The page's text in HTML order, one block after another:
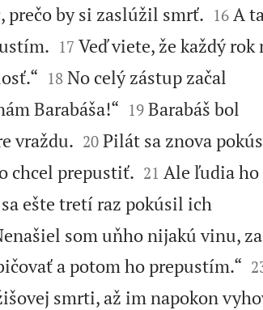
prečo by si zaslúžil smrť.
16 A

17 Veď viete, že každý rok

18 No celý zástup začal
Barabáša!“
19 Barabáš bol
vraždu.
20 Pilát sa znova
chcel prepustiť.
21 Ale ľudia ho
ešte tretí raz pokúsil ich
som uňho nijakú vinu, za
a potom ho prepustím.“
smrti, až im napokon